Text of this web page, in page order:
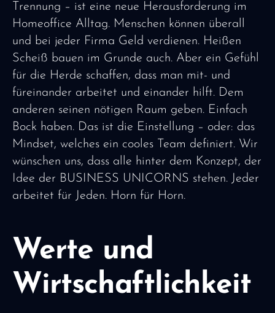
Trennung – ist eine neue Herausforderung im
Homeoffice Alltag. Menschen können überall
und bei jeder Firma Geld verdienen. Heißen
Scheiß bauen im Grunde auch. Aber ein Gefühl
für die Herde schaffen, dass man mit- und
füreinander arbeitet und einander hilft. Dem
anderen seinen nötigen Raum geben. Einfach
Bock haben. Das ist die Einstellung – oder: das
Mindset, welches ein cooles Team definiert. Wir
wünschen uns, dass alle hinter dem Konzept, der
Idee der BUSINESS UNICORNS stehen. Jeder
arbeitet für Jeden. Horn für Horn.
Werte und
Wirtschaftlichkeit